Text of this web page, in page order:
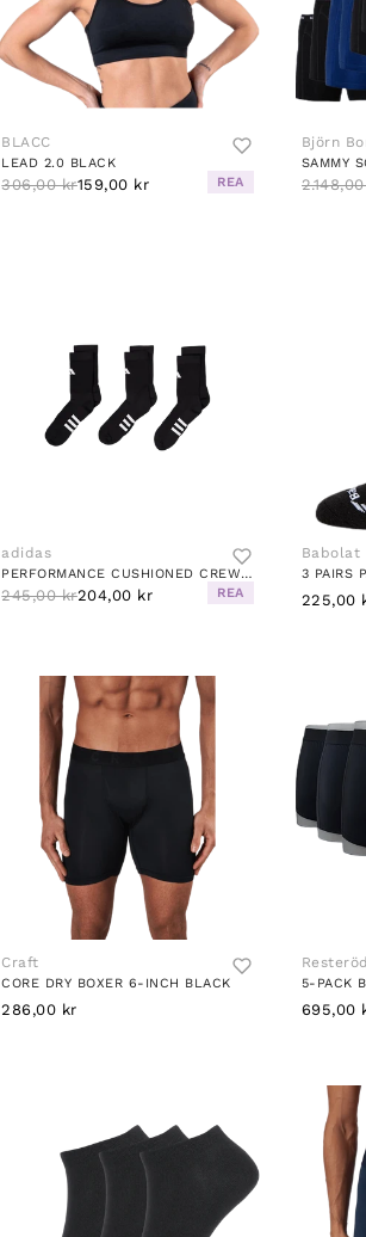
BLACC
LEAD 2.0 BLACK
306,00 kr159,00 kr REA
Björn
adidas
PERFORMANCE CUSHIONED CREW SOCKS 3 PAIRS BLACK
245,00 kr204,00 kr REA
Babolat
3 PAIRS
225,00
Craft
CORE DRY BOXER 6-INCH BLACK
286,00 kr 695,00